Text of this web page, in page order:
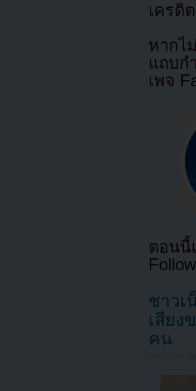
เครดิ
หากไ
แถบก
เพจ
ตอนนี้
ชาวเ
เสียง
คน